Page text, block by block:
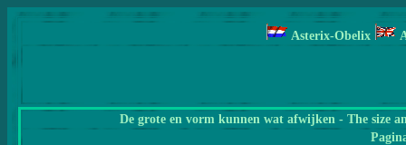
Asterix-Obelix
De grote en vorm kunnen wat afwijken - The size